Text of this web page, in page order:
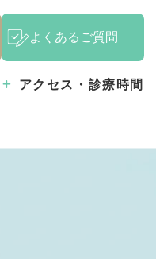
よくあるご質問
アクセス・診療時間